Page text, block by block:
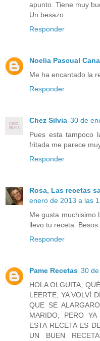
apunto. Tiene muy
Un besazo
Responder
Noelia Pascual
Me ha encantado la
Responder
Chez Silvia 30 de
Pues esta tampoco
fritada me parece
Responder
Rosa, Las recetas
enero de 2013 a las
Me gusta muchisimo
llevo tu receta. Besos
Responder
Pame Recetas 30
HOLA OLGUITA,
LEERTE, YA VOLVÍ
QUE SE
MARIDO, PERO
ESTA RECETA ES
UN BUEN